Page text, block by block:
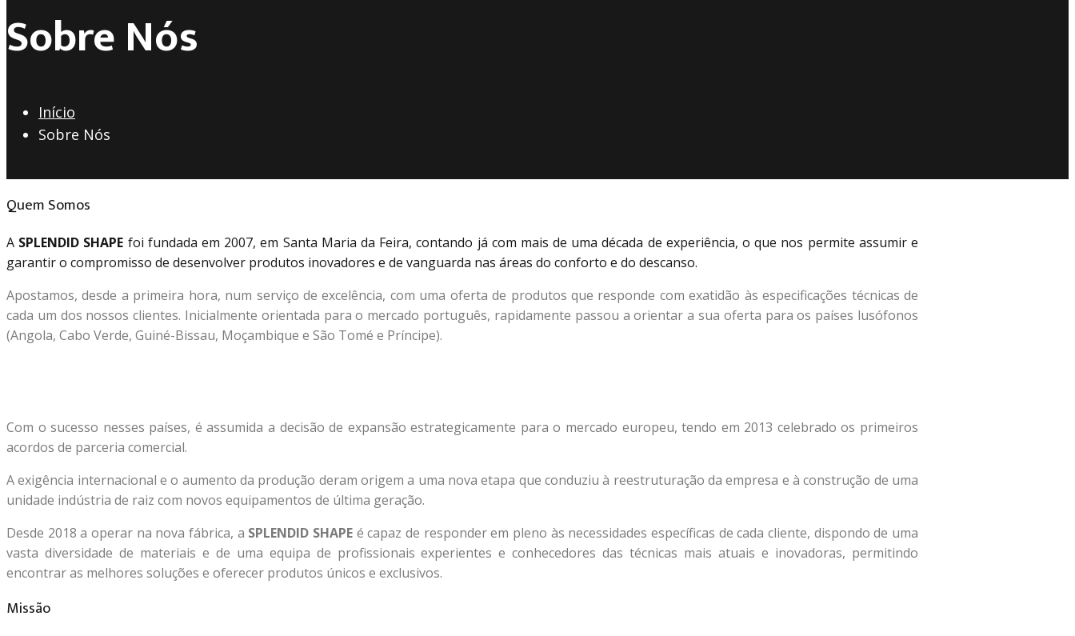
Sobre Nós
Início
Sobre Nós
Quem Somos
A SPLENDID SHAPE foi fundada em 2007, em Santa Maria da Feira, contando já com mais de uma década de experiência, o que nos permite assumir e
garantir o compromisso de desenvolver produtos inovadores e de vanguarda nas áreas do conforto e do descanso.
Apostamos, desde a primeira hora, num serviço de excelência, com uma oferta de produtos que responde com exatidão às especificações técnicas de
cada um dos nossos clientes. Inicialmente orientada para o mercado português, rapidamente passou a orientar a sua oferta para os países lusófonos
(Angola, Cabo Verde, Guiné-Bissau, Moçambique e São Tomé e Príncipe).
Com o sucesso nesses países, é assumida a decisão de expansão estrategicamente para o mercado europeu, tendo em 2013 celebrado os primeiros
acordos de parceria comercial.
A exigência internacional e o aumento da produção deram origem a uma nova etapa que conduziu à reestruturação da empresa e à construção de uma
unidade indústria de raiz com novos equipamentos de última geração.
Desde 2018 a operar na nova fábrica, a SPLENDID SHAPE é capaz de responder em pleno às necessidades específicas de cada cliente, dispondo de uma
vasta diversidade de materiais e de uma equipa de profissionais experientes e conhecedores das técnicas mais atuais e inovadoras, permitindo
encontrar as melhores soluções e oferecer produtos únicos e exclusivos.
Missão